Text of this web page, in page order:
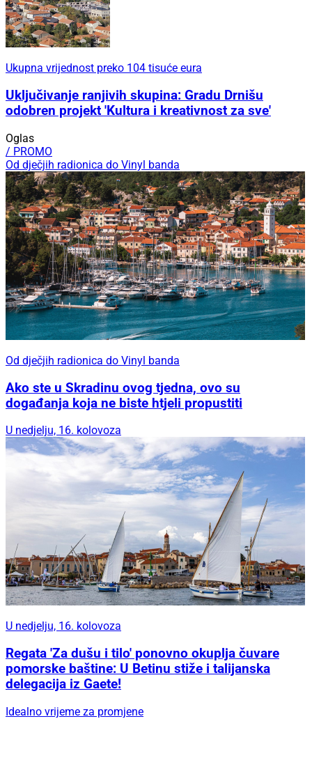
Ukupna vrijednost preko 104 tisuće eura
Uključivanje ranjivih skupina: Gradu Drnišu
odobren projekt 'Kultura i kreativnost za sve'
Oglas
/ PROMO
Od dječjih radionica do Vinyl banda
Od dječjih radionica do Vinyl banda
Ako ste u Skradinu ovog tjedna, ovo su
događanja koja ne biste htjeli propustiti
U nedjelju, 16. kolovoza
U nedjelju, 16. kolovoza
Regata 'Za dušu i tilo' ponovno okuplja čuvare
pomorske baštine: U Betinu stiže i talijanska
delegacija iz Gaete!
Idealno vrijeme za promjene